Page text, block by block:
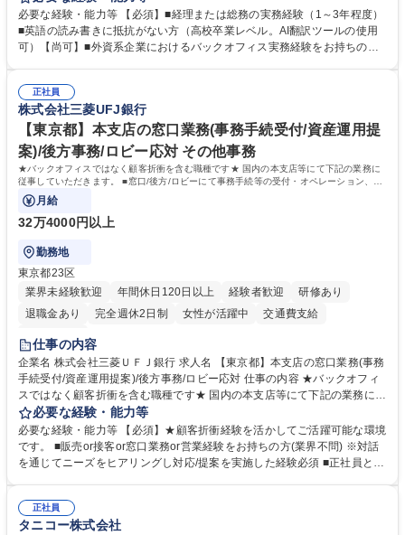
バックオフィス業務からスタートし組織を支える専任担当として広く活躍
できる環境です。 ■日常経理、月次および年次決算サポート業務 ■本国
（グローバル）との英文メール対応（AI翻訳ツール等を使用しての対応で
業務をお任せします。残業も基本的には発生せず、ご自身のペースで業務
を進めやすく定着率の高い環境です。 募集職種 東京【経理・総務】週1日
出社程度のリモート中心/残業基本無/独立系ファーム
必要な経験・能力等 【必須】■経理または総務の実務経験（1～3年程度）
■英語の読み書きに抵抗がない方（高校卒業レベル。AI翻訳ツールの使用
可）【尚可】■外資系企業におけるバックオフィス実務経験をお持ちの方
【働き方について】現在は週4日程度の在宅勤務を実施しており、ワーク
ライフバランスを重視する方に最適な環境です（フルリモートも面接で相
談可）。【求める人物像】幅広いバックオフィス業務に柔軟に対応でき、
社内外と円滑にコミュニケーションを取りながら業務を推進できる方 学
歴・資格 学歴：大学院 大学 高専 短大 専修学校 高校 語学力： 資格：
正社員
株式会社三菱UFJ銀行
【東京都】本支店の窓口業務(事務手続受付/資産運用提
案)/後方事務/ロビー応対 その他事務
★バックオフィスではなく顧客折衝を含む職種です★ 国内の本支店等にて下記の業務に
従事していただきます。 ■窓口/後方/ロビーにて事務手続等の受付・オペレーション、お
客様対応
月給
32万4000円以上
勤務地
東京都23区
業界未経験歓迎
年間休日120日以上 経験者歓迎
研修あり
退職金あり
完全週休2日制 女性が活躍中
交通費支給
土日祝休み
仕事の内容
企業名 株式会社三菱ＵＦＪ銀行 求人名 【東京都】本支店の窓口業務(事務
手続受付/資産運用提案)/後方事務/ロビー応対 仕事の内容 ★バックオフィ
スではなく顧客折衝を含む職種です★ 国内の本支店等にて下記の業務に従
事していただきます。 ■窓口/後方/ロビーにて事務手続等の受付・オペレ
ーション、お客様対応 ■窓口にて、ご来店された個人のお客様に対して金
融商品のご提案 ■効率的な事務運用の検討・構築等 ≪業務紹介：ご応募前
に必ずご覧ください≫ ※記事 https://www.mysite.bk.mufg.jp/career/circle/
必要な経験・能力等
必要な経験・能力等 【必須】★顧客折衝経験を活かしてご活躍可能な環境
です。 ■販売or接客or窓口業務or営業経験をお持ちの方(業界不問) ※対話
を通じてニーズをヒアリングし対応/提案を実施した経験必須 ■正社員とし
るので安心して入行いただけます。 幅広いキャリアの選択肢があり、公募
や社内副業等を活用し、 一人ひとりが挑戦できるカルチャーが浸透してい
正社員
タニコー株式会社